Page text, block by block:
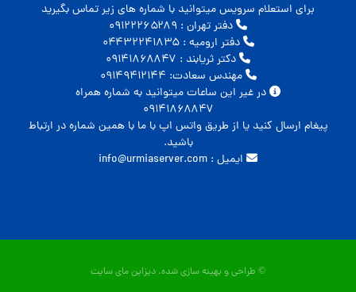
برای استعلام سرویس میتوانید با شماره های زیر تماس بگیرید
دفتر تهران : ۰۹۱۲۲۲۶۵۲۸۹
دفتر ارومیه : ۰۴۴۳۲۲۴۱۸۳۵
دکتر ثریابند : ۰۹۱۴۱۸۶۸۸۴۷
مهندس سعادت: ۰۹۱۴۹۴۱۲۱۴۴
در غیر این ساعات میتوانید به شماره همراه
۰۹۱۴۱۸۶۸۸۴۷
پیغام ارسال کنید یا از طریق واتس اپ با ما با همین شماره در ارتباط
باشید.
ایمیل : info@urmiaserver.com
© طراحی و بهینه سازی شده. دیزاین مای سایت